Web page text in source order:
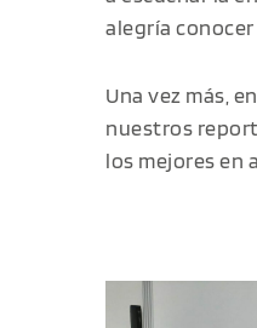
alegría conocer
Una vez más,
nuestros
los mejores en